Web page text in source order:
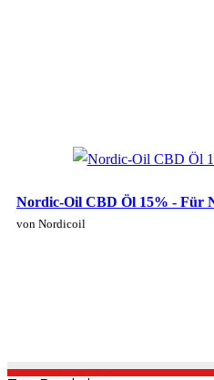
Nordic-Oil CBD Öl 15% - Für
von Nordicoil